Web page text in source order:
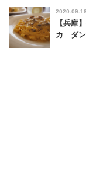
2020-09-18
【兵庫
カ ダン